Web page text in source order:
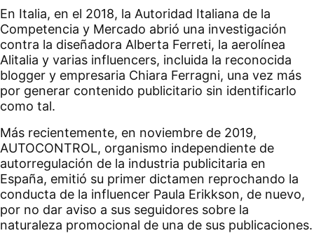
En Italia, en el 2018, la Autoridad Italiana de la
Competencia y Mercado abrió una investigación
contra la diseñadora Alberta Ferreti, la aerolínea
Alitalia y varias influencers, incluida la reconocida
blogger y empresaria Chiara Ferragni, una vez más
por generar contenido publicitario sin identificarlo
como tal.
Más recientemente, en noviembre de 2019,
AUTOCONTROL, organismo independiente de
autorregulación de la industria publicitaria en
España, emitió su primer dictamen reprochando la
conducta de la influencer Paula Erikkson, de nuevo,
por no dar aviso a sus seguidores sobre la
naturaleza promocional de una de sus publicaciones.